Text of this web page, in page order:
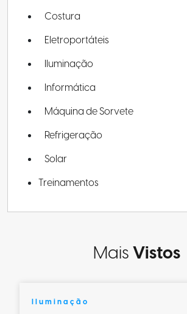
Costura
Eletroportáteis
Iluminação
Informática
Máquina de Sorvete
Refrigeração
Solar
Treinamentos
MaisVistos
Iluminação